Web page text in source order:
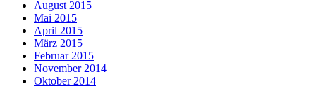
August 2015
Mai 2015
April 2015
März 2015
Februar 2015
November 2014
Oktober 2014